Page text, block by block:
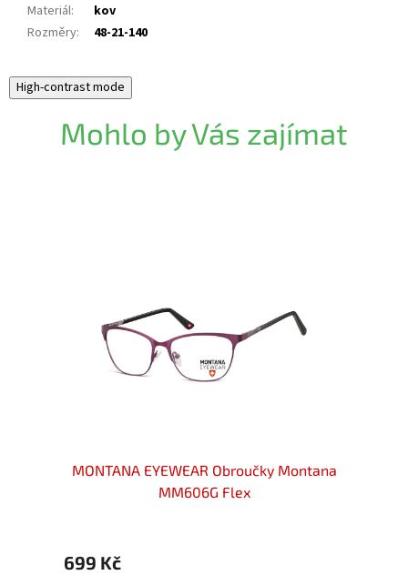
Materiál:
kov
Rozměry: 48-21-140
High-contrast mode
Mohlo by Vás zajímat
MONTANA EYEWEAR Obroučky Montana
MM606G Flex
699 Kč